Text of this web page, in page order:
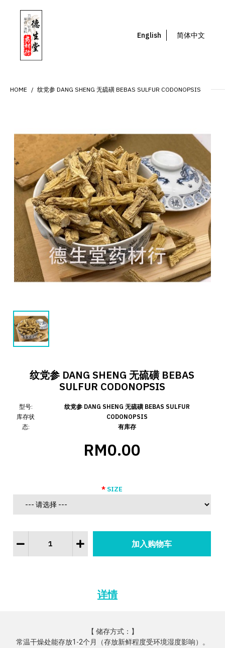
English 简体中文
HOME 纹党参 DANG SHENG 无硫磺 BEBAS SULFUR CODONOPSIS
纹党参 DANG SHENG 无硫磺 BEBAS
SULFUR CODONOPSIS
型号:
库存状
态:
纹党参 DANG SHENG 无硫磺 BEBAS SULFUR
CODONOPSIS
有库存
RM0.00
SIZE
详情
【 储存方式：】
常温干燥处能存放1-2个月（存放新鲜程度受环境湿度影响）。